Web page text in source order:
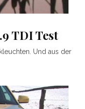
TDI Test
Und aus der